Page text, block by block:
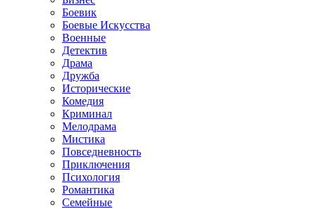
Боевик
Боевые Искусства
Военные
Детектив
Драма
Дружба
Исторические
Комедия
Криминал
Мелодрама
Мистика
Повседневность
Приключения
Психология
Романтика
Семейные